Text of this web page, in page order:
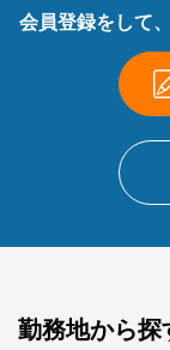
会員登録をして
勤務地から探